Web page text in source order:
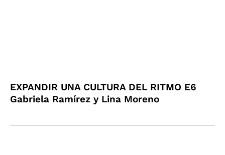
EXPANDIR UNA CULTURA DEL RITMO E6
Gabriela Ramírez y Lina Moreno